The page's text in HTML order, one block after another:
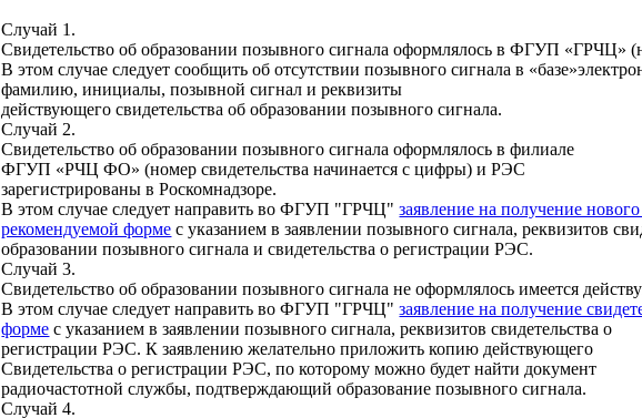
Случай 1.
Свидетельство об образовании позывного сигнала оформлялось в ФГУП «ГРЧЦ»
В этом случае следует сообщить об отсутствии позывного сигнала в
фамилию, инициалы, позывной сигнал и реквизиты
действующего свидетельства об образовании позывного сигнала.
Случай 2.
Свидетельство об образовании позывного сигнала оформлялось в филиале
ФГУП «РЧЦ ФО» (номер свидетельства начинается с цифры) и РЭС
зарегистрированы в Роскомнадзоре.
В этом случае следует направить во ФГУП "ГРЧЦ"заявление на получение
рекомендуемой форме с указанием в заявлении позывного сигнала, реквизитов
образовании позывного сигнала и свидетельства о регистрации РЭС.
Случай 3.
Свидетельство об образовании позывного сигнала не оформлялось имеется
В этом случае следует направить во ФГУП "ГРЧЦ"заявление на получение
форме с указанием в заявлении позывного сигнала, реквизитов свидетельства о
регистрации РЭС. К заявлению желательно приложить копию действующего
Свидетельства о регистрации РЭС, по которому можно будет найти документ
радиочастотной службы, подтверждающий образование позывного сигнала.
Случай 4.